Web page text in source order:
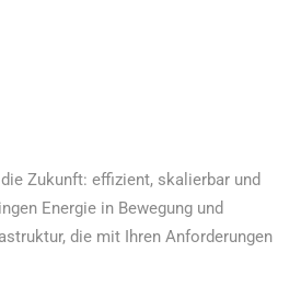
Zukunft: effizient, skalierbar und
Energie in Bewegung und
die mit Ihren Anforderungen